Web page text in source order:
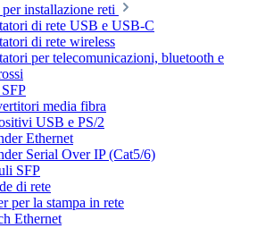
installazione reti
di rete USB e USB-C
di rete wireless
per telecomunicazioni, bluetooth e
media fibra
USB e PS/2
Ethernet
Serial Over IP (Cat5/6)
SFP
di rete
per la stampa in rete
Ethernet